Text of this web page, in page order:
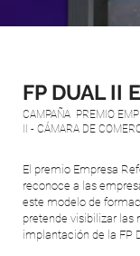
FP DUAL II
CAMPAÑA PREMIO
II - CÁMARA DE
El premio Empresa
reconoce a las
este modelo de
pretende visibilizar las
implantación de la FP